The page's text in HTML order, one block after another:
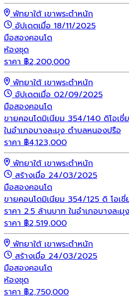
พัทยาใต้ เขาพระตำหนัก
อัปเดตเมื่อ 18/11/2025
มือสองคอนโด
ห้องชุด
ราคา ฿2,200,000
พัทยาใต้ เขาพระตำหนัก
อัปเดตเมื่อ 02/09/2025
มือสองคอนโด
ขายคอนโดมิเนียม 354/140 ดิโอเชี่
ในอำเภอบางละมุง ตำบลหนองปรือ
ราคา ฿4,123,000
พัทยาใต้ เขาพระตำหนัก
สร้างเมื่อ 24/03/2025
มือสองคอนโด
ขายคอนโดมิเนียม 354/125 ดิ โอเ
ราคา 2.5 ล้านบาท ในอำเภอบางละ
ราคา ฿2,519,000
พัทยาใต้ เขาพระตำหนัก
สร้างเมื่อ 24/03/2025
มือสองคอนโด
ห้องชุด
ราคา ฿2,750,000